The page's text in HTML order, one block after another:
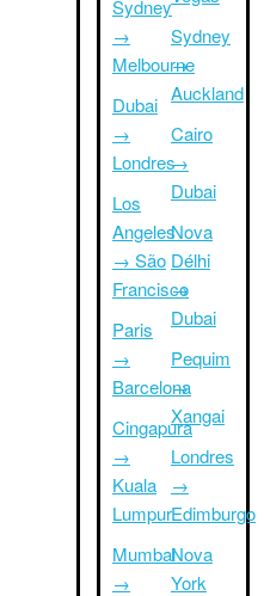
Sydney
→
Melbourne
Dubai
→
Londres
Los
Angeles
→ São
Francisco
Paris
→
Barcelona
Cingapura
→
Kuala
Lumpur
Mumbai
→
Sydney
→
Auckland
Cairo
→
Dubai
Nova
Délhi
→
Dubai
Pequim
→
Xangai
Londres
→
Edimburgo
Nova
York